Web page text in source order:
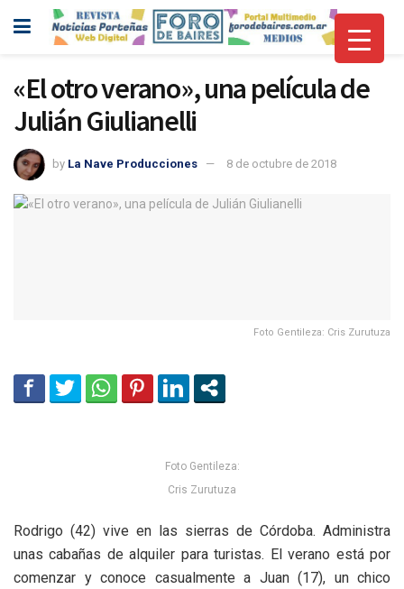
«El otro verano», una película de
Julián Giulianelli
by La Nave Producciones 8 de octubre de 2018
Foto Gentileza: Cris Zurutuza
Foto Gentileza:
Cris Zurutuza
Rodrigo (42) vive en las sierras de Córdoba. Administra
unas cabañas de alquiler para turistas. El verano está por
comenzar y conoce casualmente a Juan (17), un chico